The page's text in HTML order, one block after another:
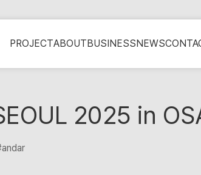
PROJECTABOUTBUSINESSNEWS
2025 in